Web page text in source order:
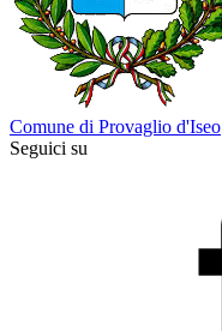
Comune di Provaglio d'Iseo
Seguici su